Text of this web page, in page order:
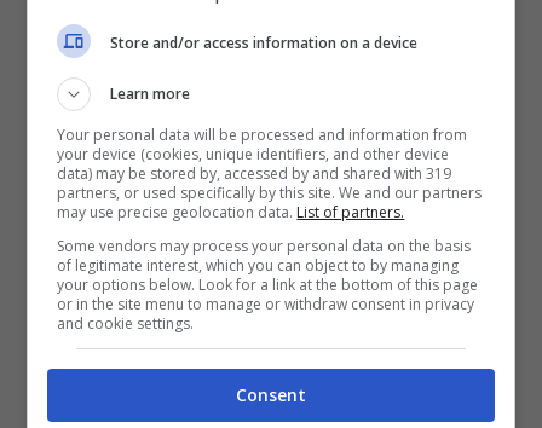
a Napoli: il tocco ‘segreto’ degli chef –
discovermontecucco.it
Ingredienti per 4 persone:
3 patate;
1/2 cipolla;
250 grammi di pasta corta;
5 pomodorini;
20 grammi di parmigiano;
250 grammi di provola affumicata;
Store and/or access information on a device
Learn more
Your personal data will be processed and information from
your device (cookies, unique identifiers, and other device
data) may be stored by, accessed by and shared with 319
partners, or used specifically by this site. We and our partners
may use precise geolocation data. List of partners.
Some vendors may process your personal data on the basis
of legitimate interest, which you can object to by managing
your options below. Look for a link at the bottom of this page
or in the site menu to manage or withdraw consent in privacy
and cookie settings.
Consent